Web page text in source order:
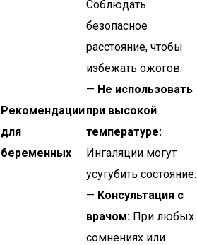
Рекомендации
для
беременных
Соблюдать
безопасное
расстояние, чтобы
избежать ожогов.
— Не использовать
при высокой
температуре:
Ингаляции могут
усугубить состояние.
— Консультация с
врачом: При любых
сомнениях или